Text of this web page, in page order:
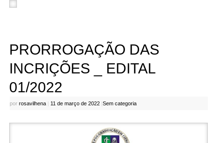
PRORROGAÇÃO DAS
INCRIÇÕES _ EDITAL
01/2022
por rosavilhena 11 de março de 2022 Sem categoria